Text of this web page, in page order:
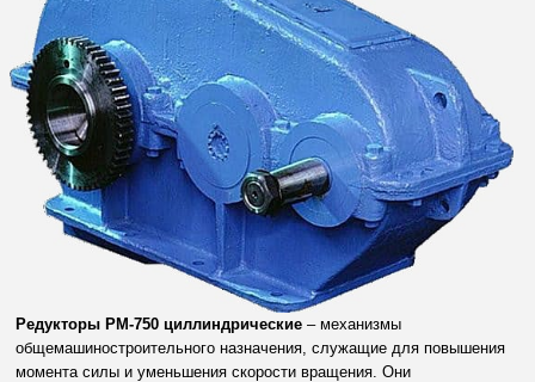
Редукторы РМ-750 циллиндрические – механизмы
общемашиностроительного назначения, служащие для повышения
момента силы и уменьшения скорости вращения. Они